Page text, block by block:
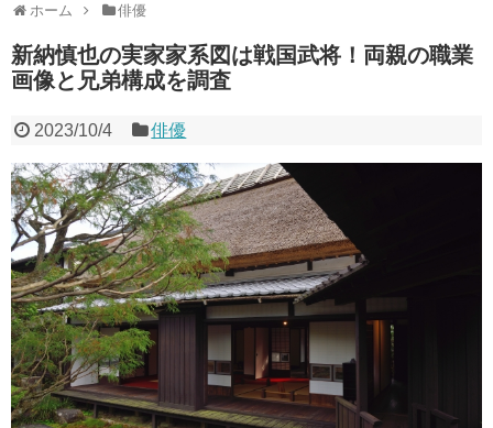
ホーム 俳優
新納慎也の実家家系図は戦国武将！両親の職業
画像と兄弟構成を調査
2023/10/4 俳優